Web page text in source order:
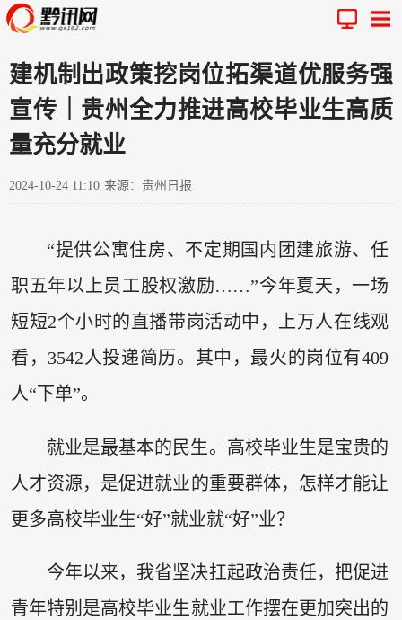
建机制出政策挖岗位拓渠道优服务强
宣传｜贵州全力推进高校毕业生高质
量充分就业
2024-10-24 11:10 来源：贵州日报
“提供公寓住房、不定期国内团建旅游、任
职五年以上员工股权激励……”今年夏天，一场
短短2个小时的直播带岗活动中，上万人在线观
看，3542人投递简历。其中，最火的岗位有409
人“下单”。
就业是最基本的民生。高校毕业生是宝贵的
人才资源，是促进就业的重要群体，怎样才能让
更多高校毕业生“好”就业就“好”业？
今年以来，我省坚决扛起政治责任，把促进
青年特别是高校毕业生就业工作摆在更加突出的